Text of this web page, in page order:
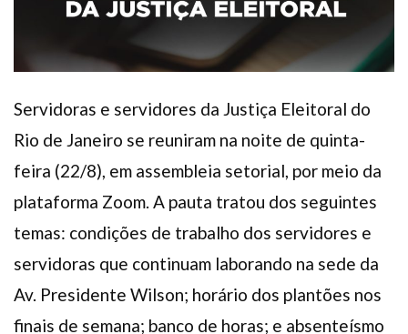
Servidoras e servidores da Justiça Eleitoral do
Rio de Janeiro se reuniram na noite de quinta-
feira (22/8), em assembleia setorial, por meio da
plataforma Zoom. A pauta tratou dos seguintes
temas: condições de trabalho dos servidores e
servidoras que continuam laborando na sede da
Av. Presidente Wilson; horário dos plantões nos
finais de semana; banco de horas; e absenteísmo